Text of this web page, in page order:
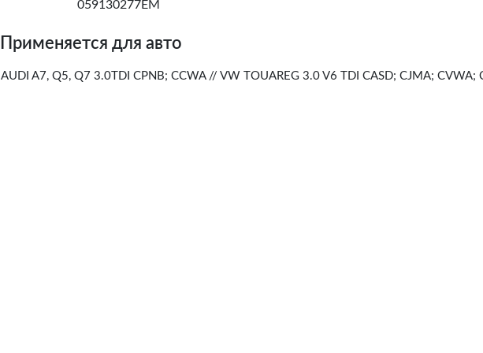
059130277EM
Применяется для авто
AUDI A7, Q5, Q7 3.0TDI CPNB; CCWA // VW TOUAREG 3.0 V6 TDI CASD; CJMA; CVWA;